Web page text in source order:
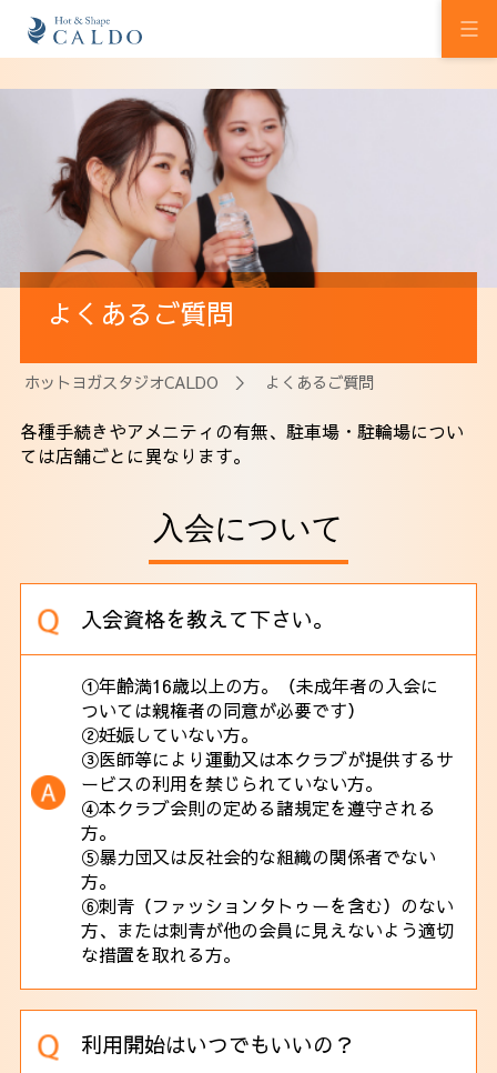
初めての方へ
ホットヨガの効果
カルドの想い
スタジオを探す
プログラム
料金
ウェルチケ
法人会員
よくあるご質問
ホットヨガスタジオCALDO ＞ よくあるご質問
各種手続きやアメニティの有無、駐車場・駐輪場につい
ては店舗ごとに異なります。
入会について
入会資格を教えて下さい。
①年齢満16歳以上の方。（未成年者の入会に
ついては親権者の同意が必要です）
②妊娠していない方。
③医師等により運動又は本クラブが提供するサ
ービスの利用を禁じられていない方。
④本クラブ会則の定める諸規定を遵守される
方。
⑤暴力団又は反社会的な組織の関係者でない
方。
⑥刺青（ファッションタトゥーを含む）のない
方、または刺青が他の会員に見えないよう適切
な措置を取れる方。
利用開始はいつでもいいの？